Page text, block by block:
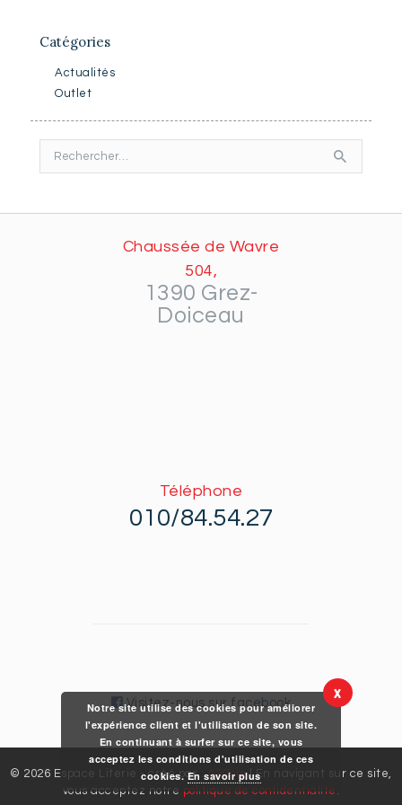
Catégories
Actualités
Outlet
Chaussée de Wavre
504,
1390 Grez-
Doiceau
Téléphone
010/84.54.27
Visitez-nous sur facebook
© 2026 Espace Literie - créé par :A2Com| En navigant sur ce site,
vous acceptez notre politique de confidentialité.
Notre site utilise des cookies pour améliorer
l'expérience client et l'utilisation de son site.
En continuant à surfer sur ce site, vous
acceptez les conditions d'utilisation de ces
cookies.En savoir plus
X